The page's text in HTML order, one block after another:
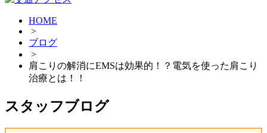
HOME
>
ブログ
>
肩こりの解消にEMSは効果的！？電気を使った肩こり
治療とは！！
スタッフブログ